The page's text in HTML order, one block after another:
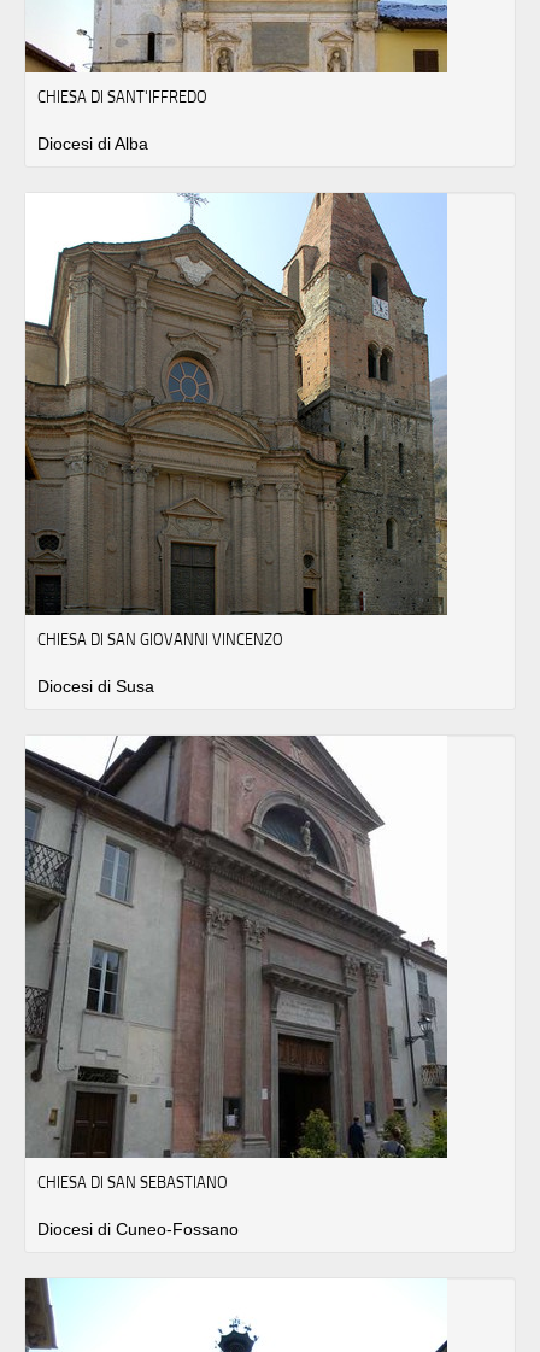
CHIESA DI SANT'IFFREDO
Diocesi di Alba
CHIESA DI SAN GIOVANNI VINCENZO
Diocesi di Susa
CHIESA DI SAN SEBASTIANO
Diocesi di Cuneo-Fossano